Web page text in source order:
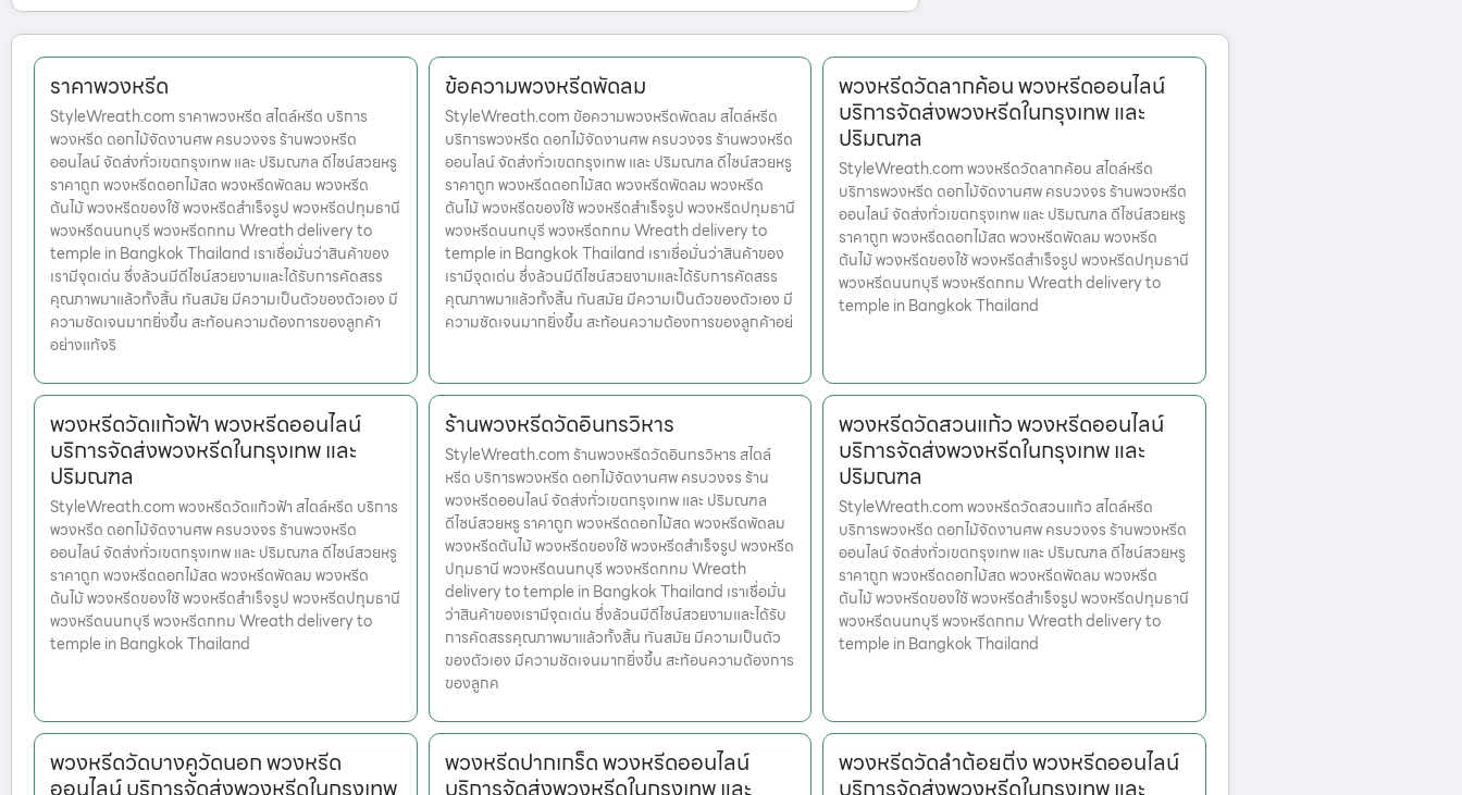
ราคาพวงหรีด
StyleWreath.com ราคาพวงหรีด สไตล์หรีด บริการ
พวงหรีด ดอกไม้จัดงานศพ ครบวงจร ร้านพวงหรีด
ออนไลน์ จัดส่งทั่วเขตกรุงเทพ และ ปริมณฑล ดีไซน์สวยหรู
ราคาถูก พวงหรีดดอกไม้สด พวงหรีดพัดลม พวงหรีด
ต้นไม้ พวงหรีดของใช้ พวงหรีดสำเร็จรูป พวงหรีดปทุมธานี
พวงหรีดนนทบุรี พวงหรีดกทม Wreath delivery to
temple in Bangkok Thailand เราเชื่อมั่นว่าสินค้าของ
เรามีจุดเด่น ซึ่งล้วนมีดีไซน์สวยงามและได้รับการคัดสรร
คุณภาพมาแล้วทั้งสิ้น ทันสมัย มีความเป็นตัวของตัวเอง มี
ความชัดเจนมากยิ่งขึ้น สะท้อนความต้องการของลูกค้า
อย่างแท้จริ
ข้อความพวงหรีดพัดลม
StyleWreath.com ข้อความพวงหรีดพัดลม สไตล์หรีด
บริการพวงหรีด ดอกไม้จัดงานศพ ครบวงจร ร้านพวงหรีด
ออนไลน์ จัดส่งทั่วเขตกรุงเทพ และ ปริมณฑล ดีไซน์สวยหรู
ราคาถูก พวงหรีดดอกไม้สด พวงหรีดพัดลม พวงหรีด
ต้นไม้ พวงหรีดของใช้ พวงหรีดสำเร็จรูป พวงหรีดปทุมธานี
พวงหรีดนนทบุรี พวงหรีดกทม Wreath delivery to
temple in Bangkok Thailand เราเชื่อมั่นว่าสินค้าของ
เรามีจุดเด่น ซึ่งล้วนมีดีไซน์สวยงามและได้รับการคัดสรร
คุณภาพมาแล้วทั้งสิ้น ทันสมัย มีความเป็นตัวของตัวเอง มี
ความชัดเจนมากยิ่งขึ้น สะท้อนความต้องการของลูกค้าอย่
พวงหรีดวัดลากค้อน พวงหรีดออนไลน์
บริการจัดส่งพวงหรีดในกรุงเทพ และ
ปริมณฑล
StyleWreath.com พวงหรีดวัดลากค้อน สไตล์หรีด
บริการพวงหรีด ดอกไม้จัดงานศพ ครบวงจร ร้านพวงหรีด
ออนไลน์ จัดส่งทั่วเขตกรุงเทพ และ ปริมณฑล ดีไซน์สวยหรู
ราคาถูก พวงหรีดดอกไม้สด พวงหรีดพัดลม พวงหรีด
ต้นไม้ พวงหรีดของใช้ พวงหรีดสำเร็จรูป พวงหรีดปทุมธานี
พวงหรีดนนทบุรี พวงหรีดกทม Wreath delivery to
temple in Bangkok Thailand
พวงหรีดวัดแก้วฟ้า พวงหรีดออนไลน์
บริการจัดส่งพวงหรีดในกรุงเทพ และ
ปริมณฑล
StyleWreath.com พวงหรีดวัดแก้วฟ้า สไตล์หรีด บริการ
พวงหรีด ดอกไม้จัดงานศพ ครบวงจร ร้านพวงหรีด
ออนไลน์ จัดส่งทั่วเขตกรุงเทพ และ ปริมณฑล ดีไซน์สวยหรู
ราคาถูก พวงหรีดดอกไม้สด พวงหรีดพัดลม พวงหรีด
ต้นไม้ พวงหรีดของใช้ พวงหรีดสำเร็จรูป พวงหรีดปทุมธานี
พวงหรีดนนทบุรี พวงหรีดกทม Wreath delivery to
temple in Bangkok Thailand
ร้านพวงหรีดวัดอินทรวิหาร
StyleWreath.com ร้านพวงหรีดวัดอินทรวิหาร สไตล์
หรีด บริการพวงหรีด ดอกไม้จัดงานศพ ครบวงจร ร้าน
พวงหรีดออนไลน์ จัดส่งทั่วเขตกรุงเทพ และ ปริมณฑล
ดีไซน์สวยหรู ราคาถูก พวงหรีดดอกไม้สด พวงหรีดพัดลม
พวงหรีดต้นไม้ พวงหรีดของใช้ พวงหรีดสำเร็จรูป พวงหรีด
ปทุมธานี พวงหรีดนนทบุรี พวงหรีดกทม Wreath
delivery to temple in Bangkok Thailand เราเชื่อมั่น
ว่าสินค้าของเรามีจุดเด่น ซึ่งล้วนมีดีไซน์สวยงามและได้รับ
การคัดสรรคุณภาพมาแล้วทั้งสิ้น ทันสมัย มีความเป็นตัว
ของตัวเอง มีความชัดเจนมากยิ่งขึ้น สะท้อนความต้องการ
ของลูกค
พวงหรีดวัดสวนแก้ว พวงหรีดออนไลน์
บริการจัดส่งพวงหรีดในกรุงเทพ และ
ปริมณฑล
StyleWreath.com พวงหรีดวัดสวนแก้ว สไตล์หรีด
บริการพวงหรีด ดอกไม้จัดงานศพ ครบวงจร ร้านพวงหรีด
ออนไลน์ จัดส่งทั่วเขตกรุงเทพ และ ปริมณฑล ดีไซน์สวยหรู
ราคาถูก พวงหรีดดอกไม้สด พวงหรีดพัดลม พวงหรีด
ต้นไม้ พวงหรีดของใช้ พวงหรีดสำเร็จรูป พวงหรีดปทุมธานี
พวงหรีดนนทบุรี พวงหรีดกทม Wreath delivery to
temple in Bangkok Thailand
พวงหรีดวัดบางคูวัดนอก พวงหรีด พวงหรีดปากเกร็ด พวงหรีดออนไลน์ พวงหรีดวัดลำต้อยติ่ง พวงหรีดออนไลน์